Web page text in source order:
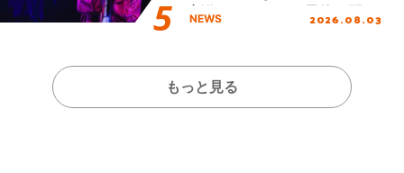
新作アクセサリー予約も開
NEWS 2026.08.03
もっと見る